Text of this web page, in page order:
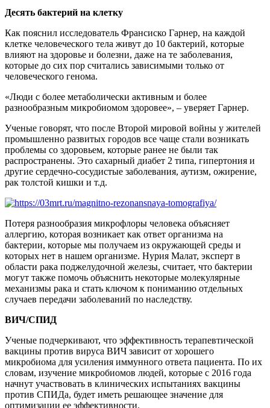
Десять бактерий на клетку
Как пояснил исследователь Франсиско Гарнер, на каждой
клетке человеческого тела живут до 10 бактерий, которые
влияют на здоровье и болезни, даже на те заболевания,
которые до сих пор считались зависимыми только от
человеческого генома.
«Люди с более метаболически активным и более
разнообразным микробиомом здоровее», – уверяет Гарнер.
Ученые говорят, что после Второй мировой войны у жителей
промышленно развитых городов все чаще стали возникать
проблемы со здоровьем, которые ранее не были так
распространены. Это сахарный диабет 2 типа, гипертония и
другие сердечно-сосудистые заболевания, аутизм, ожирение,
рак толстой кишки и т.д.
Потеря разнообразия микрофлоры человека объясняет
аллергию, которая возникает как ответ организма на
бактерии, которые мы получаем из окружающей среды и
которых нет в нашем организме. Нурия Малат, эксперт в
области рака поджелудочной железы, считает, что бактерии
могут также помочь объяснить некоторые молекулярные
механизмы рака и стать ключом к пониманию отдельных
случаев передачи заболеваний по наследству.
ВИЧ/СПИД
Ученые подчеркивают, что эффективность терапевтической
вакцины против вируса ВИЧ зависит от хорошего
микробиома для усиления иммунного ответа пациента. По их
словам, изучение микробиомов людей, которые с 2016 года
начнут участвовать в клинических испытаниях вакцины
против СПИДа, будет иметь решающее значение для
оптимизации ее эффективности.